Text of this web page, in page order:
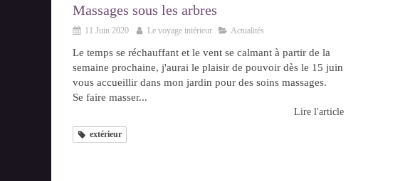
Massages sous les arbres
11 Juin 2020 Le voyage intérieur Actualités
Le temps se réchauffant et le vent se calmant à partir de la
semaine prochaine, j'aurai le plaisir de pouvoir dès le 15 juin
vous accueillir dans mon jardin pour des soins massages.
Se faire masser...
Lire l'article
extérieur